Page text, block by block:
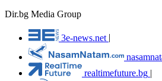
Dir.bg Media Group
3e-news.net
realtimefuture.bg |